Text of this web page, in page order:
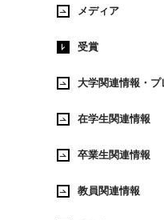
メディア
受賞
大学関連情報・プ
在学生関連情報
卒業生関連情報
教員関連情報